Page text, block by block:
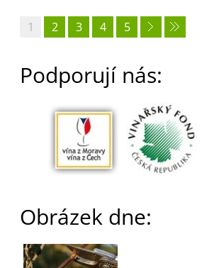
1 2 3 4 5
Podporují nás:
Obrázek dne: